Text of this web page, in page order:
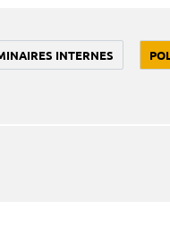
INTERNES